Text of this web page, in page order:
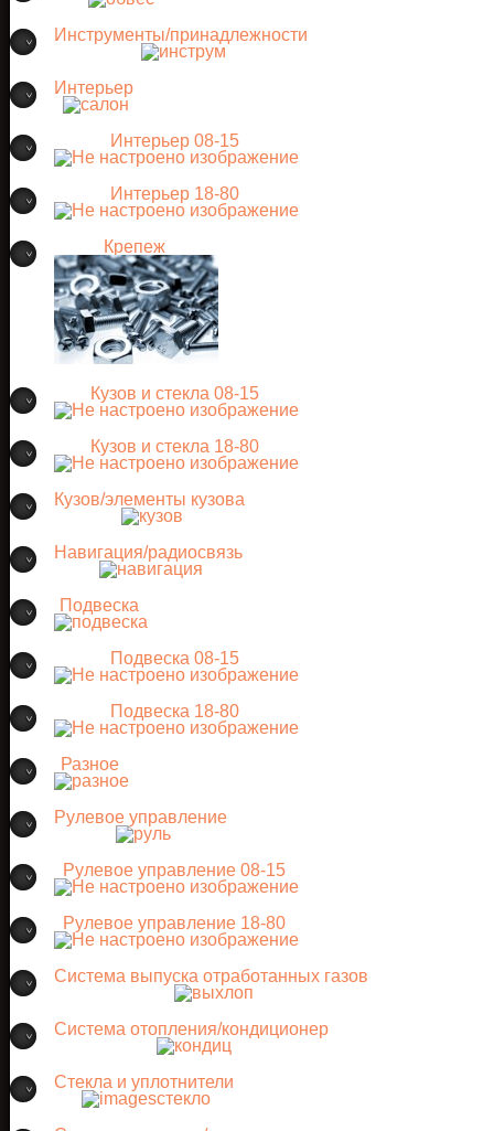
Инструменты/принадлежности
Интерьер
Интерьер 08-15
Интерьер 18-80
Крепеж
Кузов и стекла 08-15
Кузов и стекла 18-80
Кузов/элементы кузова
Навигация/радиосвязь
Подвеска
Подвеска 08-15
Подвеска 18-80
Разное
Рулевое управление
Рулевое управление 08-15
Рулевое управление 18-80
Система выпуска отработанных газов
Система отопления/кондиционер
Стекла и уплотнители